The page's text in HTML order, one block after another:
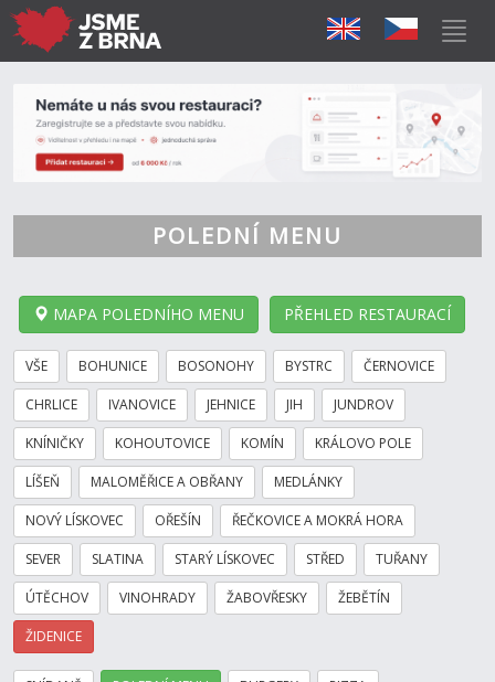
POLEDNÍ MENU
MAPA POLEDNÍHO MENU PŘEHLED RESTAURACÍ
VŠE BOHUNICE BOSONOHY BYSTRC ČERNOVICE
CHRLICE IVANOVICE JEHNICE JIH JUNDROV
KNÍNIČKY KOHOUTOVICE KOMÍN KRÁLOVO POLE
LÍŠEŇ MALOMĚŘICE A OBŘANY MEDLÁNKY
NOVÝ LÍSKOVEC OŘEŠÍN ŘEČKOVICE A MOKRÁ HORA
SEVER SLATINA STARÝ LÍSKOVEC STŘED TUŘANY
ÚTĚCHOV VINOHRADY ŽABOVŘESKY ŽEBĚTÍN
ŽIDENICE